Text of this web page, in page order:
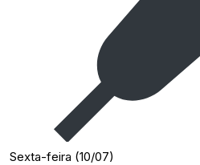
Sexta-feira (10/07)